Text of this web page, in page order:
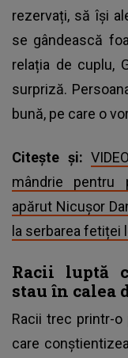
rezervați, să își
se gândească
relația de cuplu,
surpriză.
bună, pe care o
Citește și:
mândrie pentru
apărut Nicușor
la serbarea fetiței
Racii luptă
stau în calea
Racii trec printr-o
care